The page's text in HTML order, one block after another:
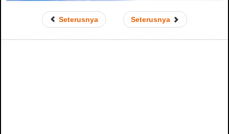
Seterusnya Seterusnya